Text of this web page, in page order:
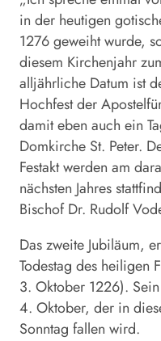
in der heutigen
1276 geweiht wurde,
diesem Kirchenjahr
alljährliche Datum ist
Hochfest der
damit eben auch ein
Domkirche St. Peter.
Festakt werden am
nächsten Jahres
Bischof Dr. Rudolf
Das zweite Jubiläum,
Todestag des heiligen
3. Oktober 1226).
4. Oktober, der in
Sonntag fallen wird.